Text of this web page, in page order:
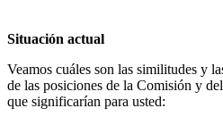
Situación actual
Veamos cuáles son las similitudes y
de las posiciones de la Comisión y
que significarían para usted: